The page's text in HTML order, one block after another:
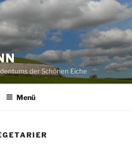
der Schönen Eiche
Menü